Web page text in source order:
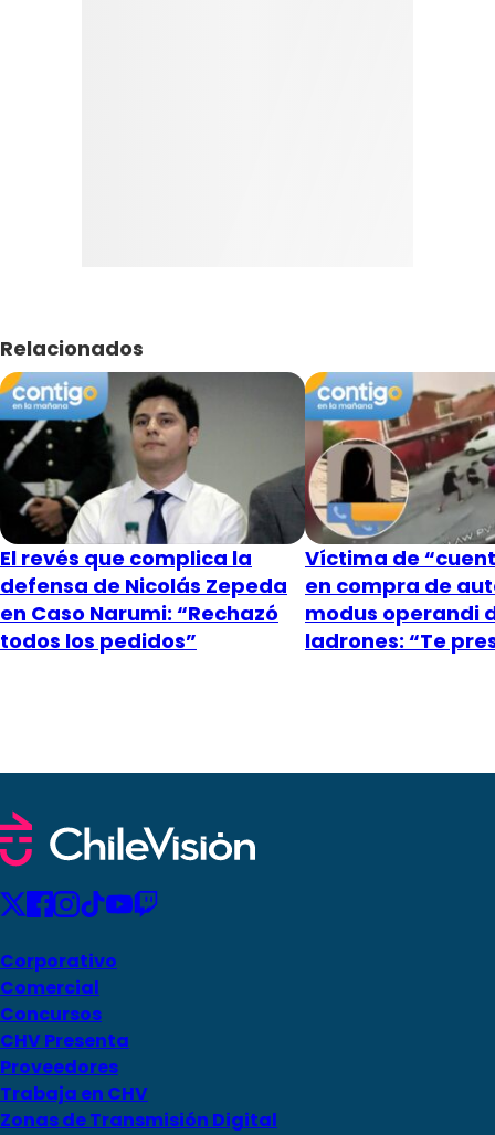
Relacionados
El revés que complica la
defensa de Nicolás Zepeda
en Caso Narumi: “Rechazó
todos los pedidos”
Víctima de
en compra de
modus operandi
ladrones: “Te
Corporativo
Comercial
Concursos
CHV Presenta
Proveedores
Trabaja en CHV
Zonas de Transmisión Digital